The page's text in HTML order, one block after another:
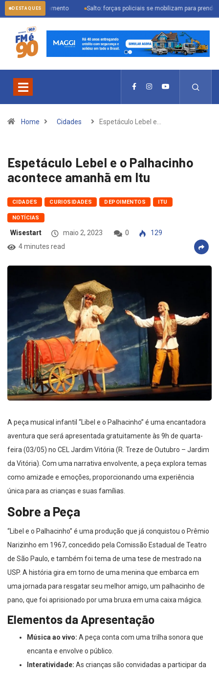
DESTAQUES Salto: forças policiais se mobilizam para prender procurado
Home Cidades Espetáculo Lebel e…
Espetáculo Lebel e o Palhacinho
acontece amanhã em Itu
CIDADES CURIOSIDADES DEPOIMENTOS ITU
NOTÍCIAS
Wisestart maio 2, 2023 0
129
4 minutes read
A peça musical infantil “Libel e o Palhacinho” é uma encantadora
aventura que será apresentada gratuitamente às 9h de quarta-
feira (03/05) no CEL Jardim Vitória (R. Treze de Outubro – Jardim
da Vitória). Com uma narrativa envolvente, a peça explora temas
como amizade e emoções, proporcionando uma experiência
única para as crianças e suas famílias.
Sobre a Peça
“Libel e o Palhacinho” é uma produção que já conquistou o Prêmio
Narizinho em 1967, concedido pela Comissão Estadual de Teatro
de São Paulo, e também foi tema de uma tese de mestrado na
USP. A história gira em torno de uma menina que embarca em
uma jornada para resgatar seu melhor amigo, um palhacinho de
pano, que foi aprisionado por uma bruxa em uma caixa mágica.
Elementos da Apresentação
Música ao vivo: A peça conta com uma trilha sonora que
encanta e envolve o público.
Interatividade: As crianças são convidadas a participar da